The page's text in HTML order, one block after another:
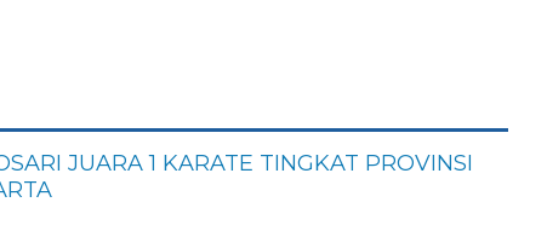
JUARA 1 KARATE TINGKAT PROVINSI